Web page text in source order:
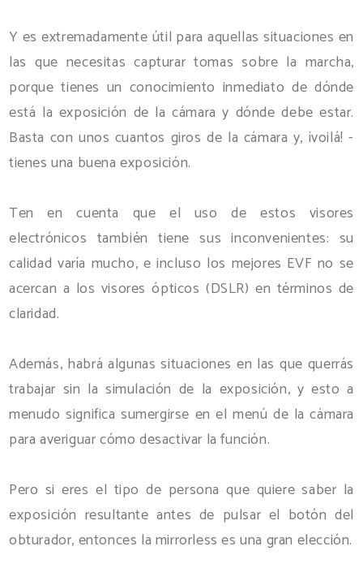
Y es extremadamente útil para aquellas situaciones en
las que necesitas capturar tomas sobre la marcha,
porque tienes un conocimiento inmediato de dónde
está la exposición de la cámara y dónde debe estar.
Basta con unos cuantos giros de la cámara y, ¡voilá! -
tienes una buena exposición.
Ten en cuenta que el uso de estos visores
electrónicos también tiene sus inconvenientes: su
calidad varía mucho, e incluso los mejores EVF no se
acercan a los visores ópticos (DSLR) en términos de
claridad.
Además, habrá algunas situaciones en las que querrás
trabajar sin la simulación de la exposición, y esto a
menudo significa sumergirse en el menú de la cámara
para averiguar cómo desactivar la función.
Pero si eres el tipo de persona que quiere saber la
exposición resultante antes de pulsar el botón del
obturador, entonces la mirrorless es una gran elección.